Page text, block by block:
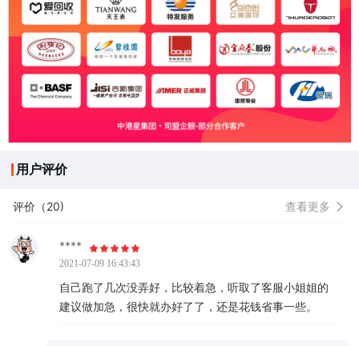
用户评价
评价（20) 查看更多
****
2021-07-09 16:43:43
自己跑了几次没弄好，比较着急，听取了客服小姐姐的
建议做加急，很快就办好了了，还是花钱省事一些。